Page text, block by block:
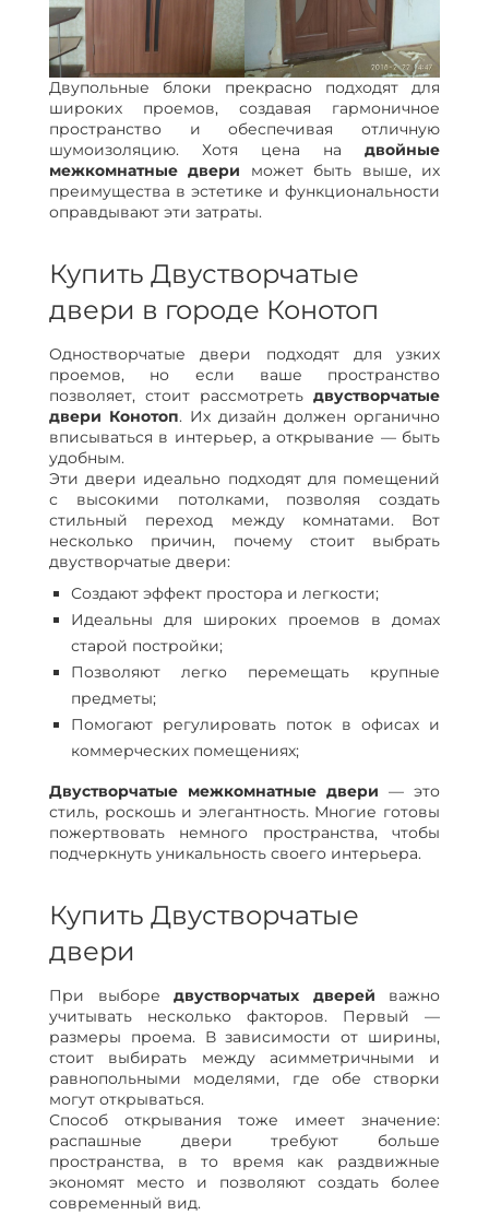
Двупольные блоки прекрасно подходят для
широких проемов, создавая гармоничное
пространство и обеспечивая отличную
шумоизоляцию. Хотя цена на двойные
межкомнатные двери может быть выше, их
преимущества в эстетике и функциональности
оправдывают эти затраты.
Купить Двустворчатые
двери в городе Конотоп
Одностворчатые двери подходят для узких
проемов, но если ваше пространство
позволяет, стоит рассмотреть двустворчатые
двери Конотоп. Их дизайн должен органично
вписываться в интерьер, а открывание — быть
удобным.
Эти двери идеально подходят для помещений
с высокими потолками, позволяя создать
стильный переход между комнатами. Вот
несколько причин, почему стоит выбрать
двустворчатые двери:
Создают эффект простора и легкости;
Идеальны для широких проемов в домах
старой постройки;
Позволяют легко перемещать крупные
предметы;
Помогают регулировать поток в офисах и
коммерческих помещениях;
Двустворчатые межкомнатные двери — это
стиль, роскошь и элегантность. Многие готовы
пожертвовать немного пространства, чтобы
подчеркнуть уникальность своего интерьера.
Купить Двустворчатые
двери
При выборе двустворчатых дверей важно
учитывать несколько факторов. Первый —
размеры проема. В зависимости от ширины,
стоит выбирать между асимметричными и
равнопольными моделями, где обе створки
могут открываться.
Способ открывания тоже имеет значение:
распашные двери требуют больше
пространства, в то время как раздвижные
экономят место и позволяют создать более
современный вид.